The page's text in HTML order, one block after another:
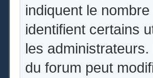
indiquent le
identifient certains
les
du forum peut